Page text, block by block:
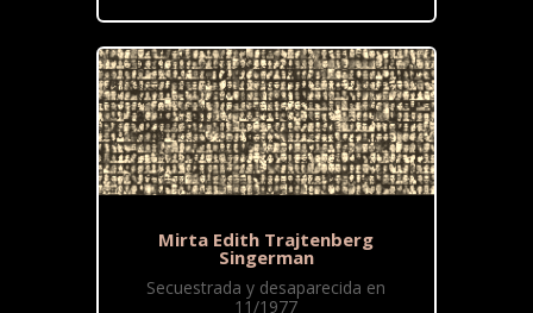
Mirta Edith Trajtenberg
Singerman
Secuestrada y desaparecida en
11/1977